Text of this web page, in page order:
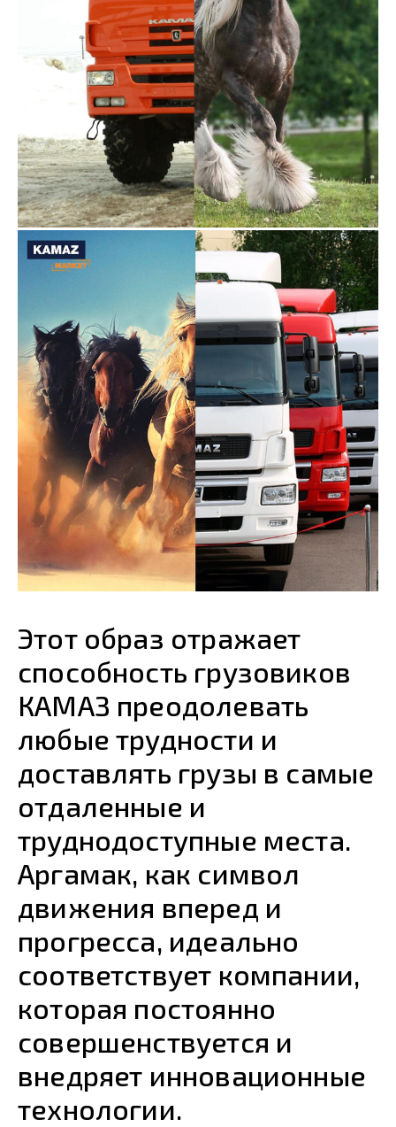
Этот образ отражает
способность грузовиков
КАМАЗ преодолевать
любые трудности и
доставлять грузы в самые
отдаленные и
труднодоступные места.
Аргамак, как символ
движения вперед и
прогресса, идеально
соответствует компании,
которая постоянно
совершенствуется и
внедряет инновационные
технологии.